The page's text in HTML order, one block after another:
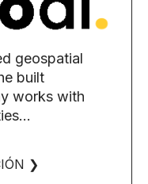
geospatial
built
works with
❯